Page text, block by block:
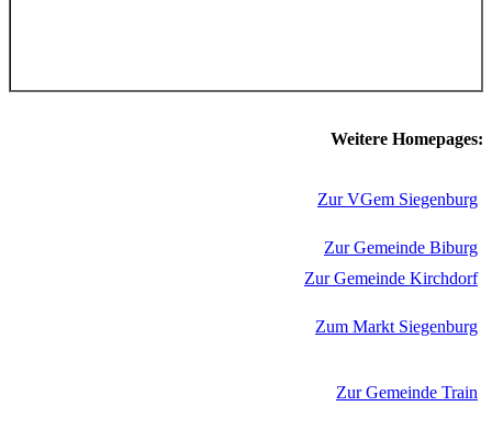
Weitere Homepages:
Zur VGem Siegenburg
Zur Gemeinde Biburg
Zur Gemeinde Kirchdorf
Zum Markt Siegenburg
Zur Gemeinde Train